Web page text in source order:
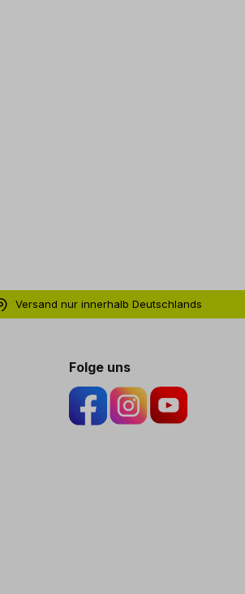
Versand nur innerhalb Deutschlands
Folge uns